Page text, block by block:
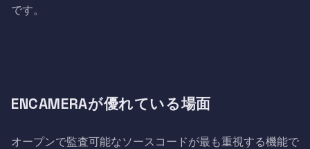
です。
ENCAMERAが優れている場面
オープンで監査可能なソースコードが最も重視する機能で